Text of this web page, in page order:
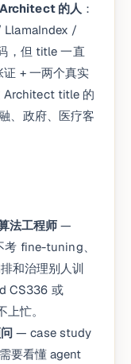
Architect 的人 ：
LlamaIndex /
，但 title 一直
+ 一两个真实
Architect title 的
、政府、医疗客
法工程师 —
fine-tuning、
和治理别人训
CS336 或
忙。
— case study
要看懂 agent